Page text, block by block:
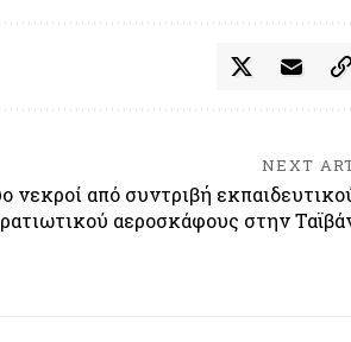
NEXT
νεκροί από συντριβή
αεροσκάφους στην